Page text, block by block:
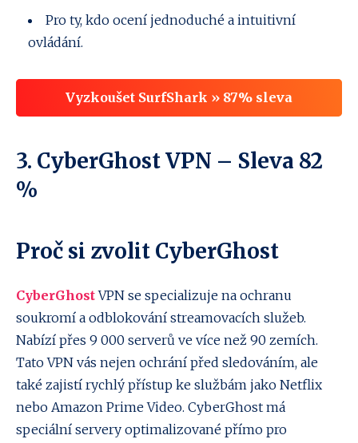
Pro ty, kdo ocení jednoduché a intuitivní
ovládání.
Vyzkoušet SurfShark » 87% sleva
3. CyberGhost VPN – Sleva 82
%
Proč si zvolit CyberGhost
CyberGhostVPN se specializuje na ochranu
soukromí a odblokování streamovacích služeb.
Nabízí přes 9 000 serverů ve více než 90 zemích.
Tato VPN vás nejen ochrání před sledováním, ale
také zajistí rychlý přístup ke službám jako Netflix
nebo Amazon Prime Video. CyberGhost má
speciální servery optimalizované přímo pro